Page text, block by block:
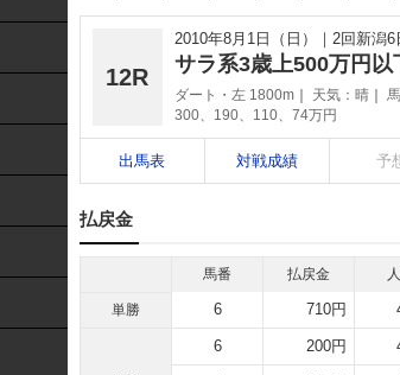
12R
2010年8月1日（日） 2回新潟6
サラ系3歳上500万円以
ダート・左 1800m 天気： 晴
300、190、110、74万円
出馬表 対戦成績 予
払戻金
馬番 払戻金
単勝 6 710円
6 200円